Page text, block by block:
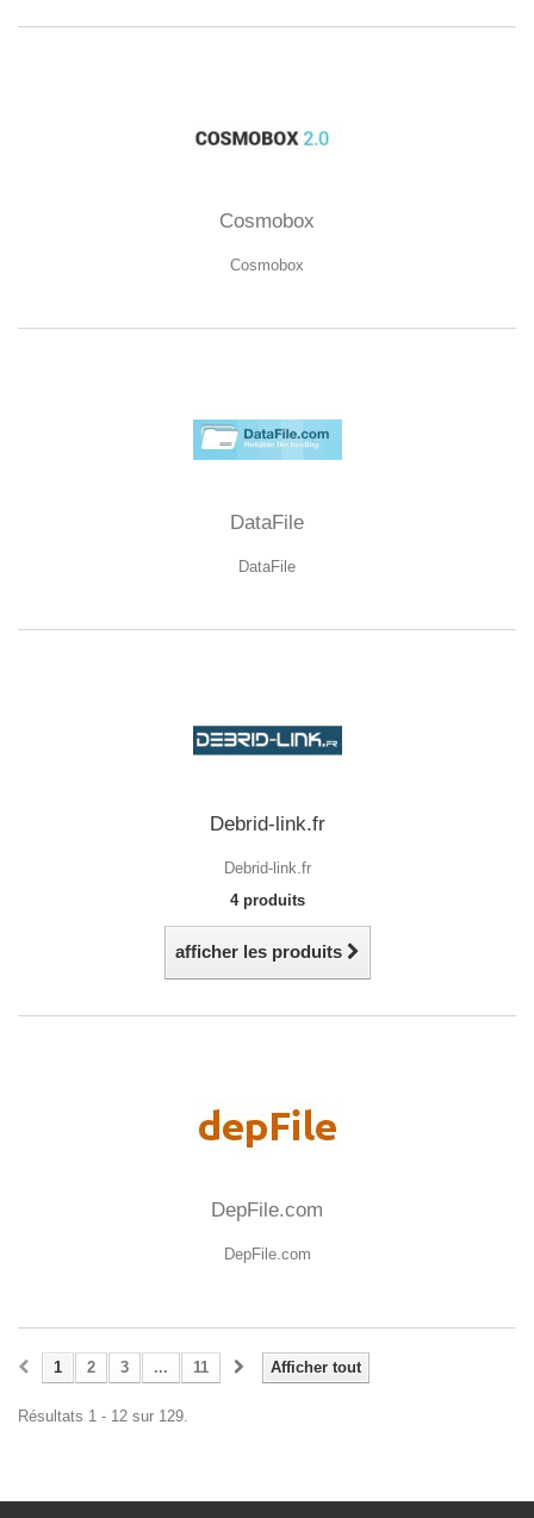
Cosmobox
Cosmobox
DataFile
DataFile
Debrid-link.fr
Debrid-link.fr
4 produits
afficher les produits
DepFile.com
DepFile.com
Afficher tout
1 2 3 ... 11
Résultats 1 - 12 sur 129.